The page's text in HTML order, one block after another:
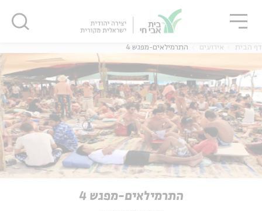
דף הבית אירועים התרמילאים-מפגש 4
התרמילאים-מפגש 4
סגור